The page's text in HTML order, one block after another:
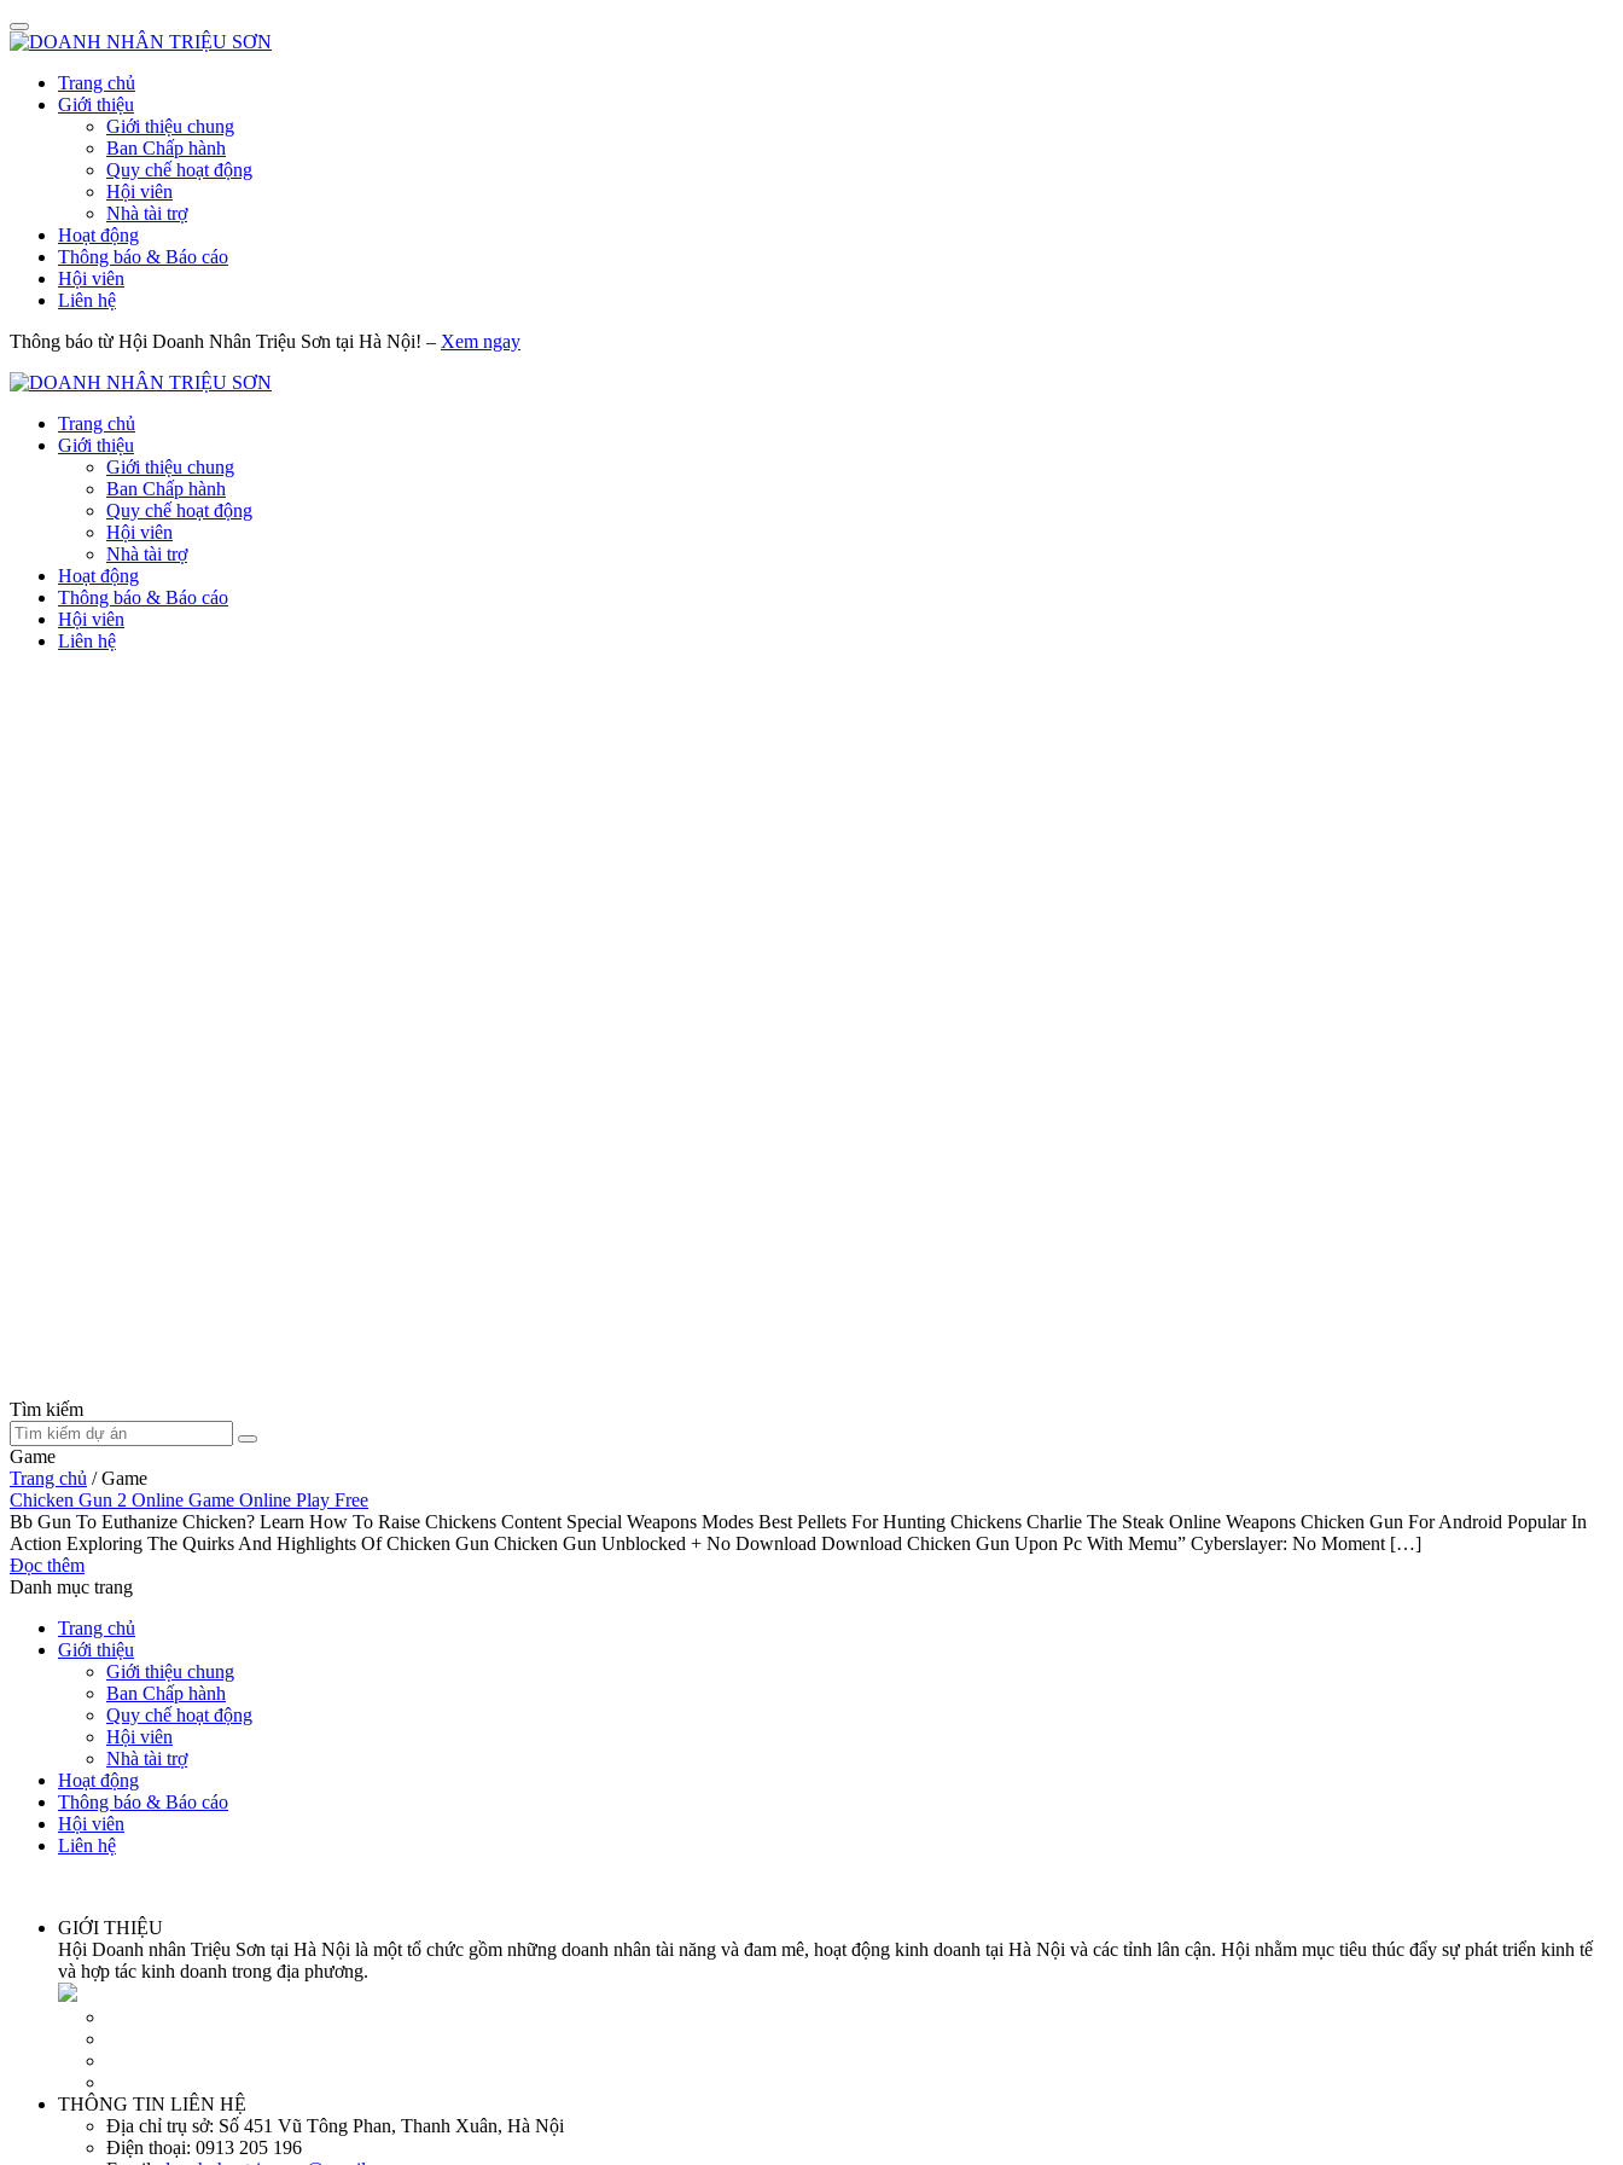
Trang chủ
Giới thiệu
Giới thiệu chung
Ban Chấp hành
Quy chế hoạt động
Hội viên
Nhà tài trợ
Hoạt động
Thông báo & Báo cáo
Hội viên
Liên hệ
Thông báo từ Hội Doanh Nhân Triệu Sơn tại Hà Nội! – Xem ngay
Trang chủ
Giới thiệu
Giới thiệu chung
Ban Chấp hành
Quy chế hoạt động
Hội viên
Nhà tài trợ
Hoạt động
Thông báo & Báo cáo
Hội viên
Liên hệ
Tìm kiếm
Game
Trang chủ /Game
Chicken Gun 2 Online Game Online Play Free
Bb Gun To Euthanize Chicken? Learn How To Raise Chickens Content Special Weapons Modes Best Pellets For Hunting Chickens Charlie The Steak Online Weapons Chicken Gun For Android Popular In
Action Exploring The Quirks And Highlights Of Chicken Gun Chicken Gun Unblocked + No Download Download Chicken Gun Upon Pc With Memu” Cyberslayer: No Moment […]
Đọc thêm
Danh mục trang
Trang chủ
Giới thiệu
Giới thiệu chung
Ban Chấp hành
Quy chế hoạt động
Hội viên
Nhà tài trợ
Hoạt động
Thông báo & Báo cáo
Hội viên
Liên hệ
GIỚI THIỆU
Hội Doanh nhân Triệu Sơn tại Hà Nội là một tổ chức gồm những doanh nhân tài năng và đam mê, hoạt động kinh doanh tại Hà Nội và các tỉnh lân cận. Hội nhằm mục tiêu thúc đẩy sự phát triển kinh tế
và hợp tác kinh doanh trong địa phương.
THÔNG TIN LIÊN HỆ
Địa chỉ trụ sở: Số 451 Vũ Tông Phan, Thanh Xuân, Hà Nội
Điện thoại: 0913 205 196